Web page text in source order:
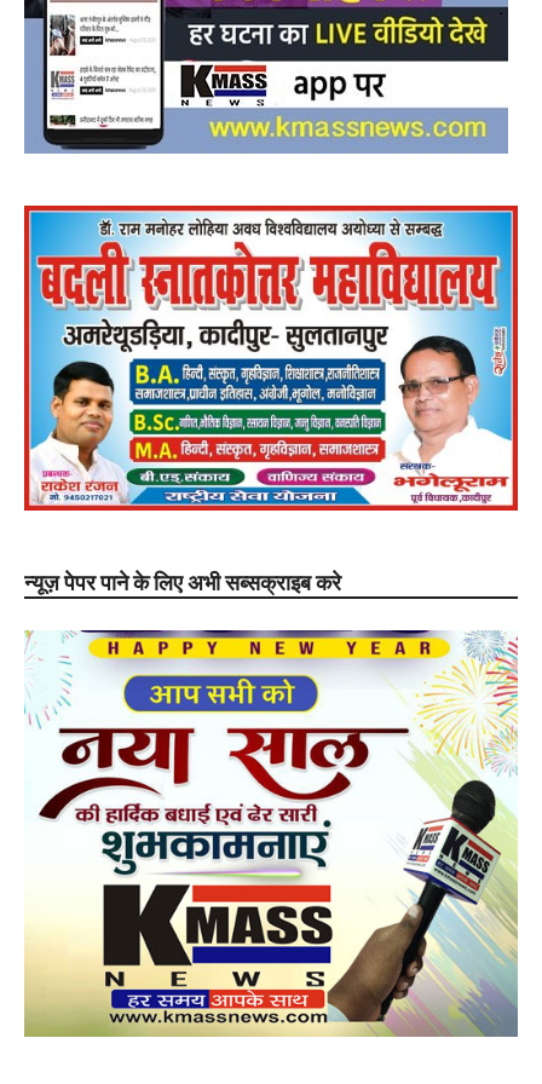
न्यूज़ पेपर पाने के लिए अभी सब्सक्राइब करे